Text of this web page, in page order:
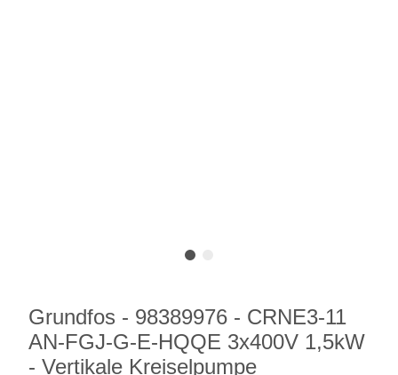
Grundfos - 98389976 - CRNE3-11
AN-FGJ-G-E-HQQE 3x400V 1,5kW
- Vertikale Kreiselpumpe